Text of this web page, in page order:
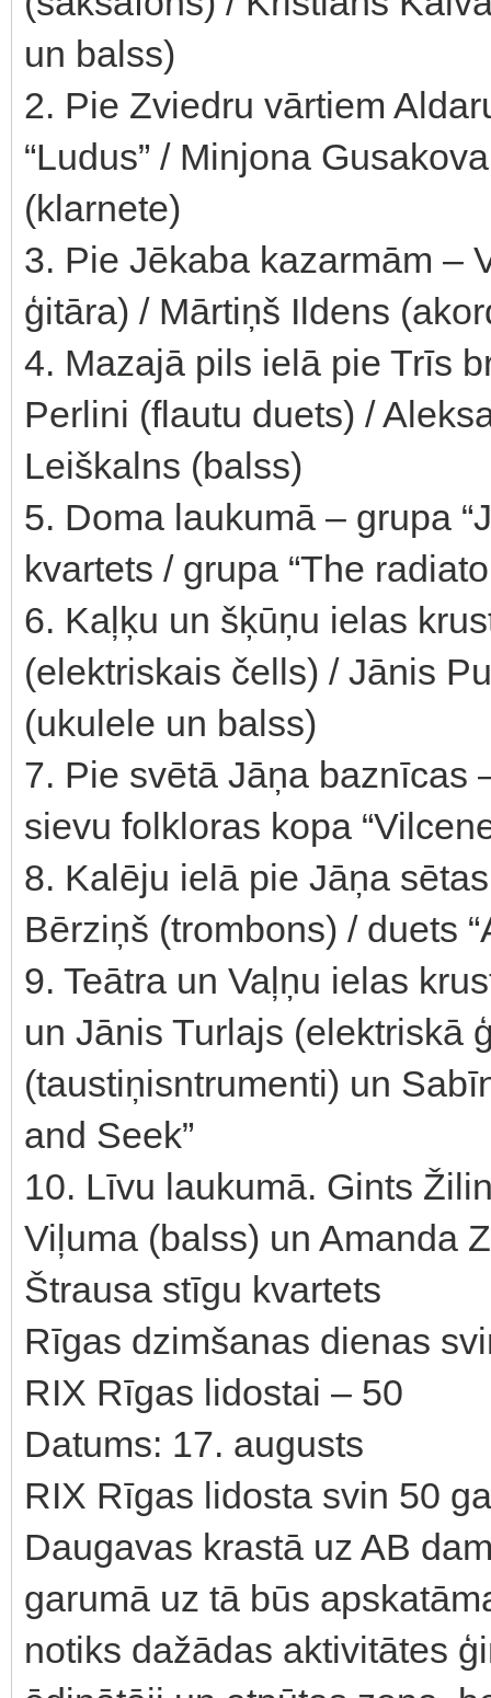
un balss)
2. Pie Zviedru vārtiem
“Ludus” / Minjona
(klarnete)
3. Pie Jēkaba kazarmām –
ģitāra) / Mārtiņš Ildens
4. Mazajā pils ielā pie Trīs
Perlini (flautu duets) /
Leiškalns (balss)
5. Doma laukumā – grupa
kvartets / grupa “The
6. Kaļķu un šķūņu ielas
(elektriskais čells) / Jānis
(ukulele un balss)
7. Pie svētā Jāņa baznīcas
sievu folkloras kopa
8. Kalēju ielā pie Jāņa
Bērziņš (trombons) / duets
9. Teātra un Vaļņu ielas
un Jānis Turlajs (elektriskā
(taustiņisntrumenti) un
and Seek”
10. Līvu laukumā. Gints
Viļuma (balss) un Amanda
Štrausa stīgu kvartets
Rīgas dzimšanas dienas
RIX Rīgas lidostai – 50
Datums: 17. augusts
RIX Rīgas lidosta svin 50
Daugavas krastā uz AB
garumā uz tā būs
notiks dažādas aktivitātes